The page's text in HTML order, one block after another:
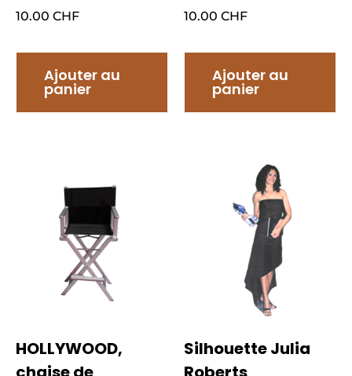
10.00 CHF
Ajouter au
panier
10.00 CHF
Ajouter au
panier
HOLLYWOOD,
Silhouette Julia